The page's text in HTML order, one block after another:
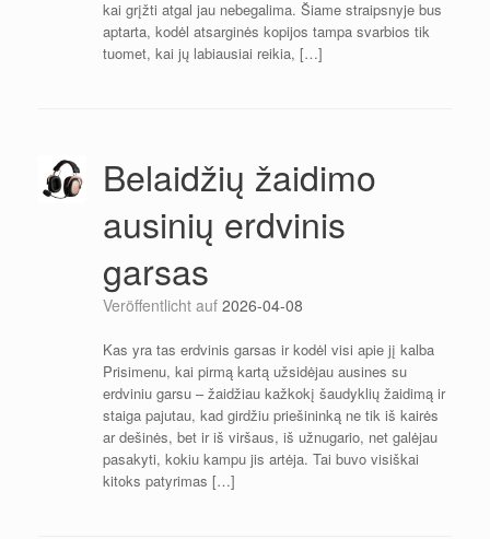
kai grįžti atgal jau nebegalima. Šiame straipsnyje bus
aptarta, kodėl atsarginės kopijos tampa svarbios tik
tuomet, kai jų labiausiai reikia, […]
Belaidžių žaidimo
ausinių erdvinis
garsas
Veröffentlicht auf 2026-04-08
Kas yra tas erdvinis garsas ir kodėl visi apie jį kalba
Prisimenu, kai pirmą kartą užsidėjau ausines su
erdviniu garsu – žaidžiau kažkokį šaudyklių žaidimą ir
staiga pajutau, kad girdžiu priešininką ne tik iš kairės
ar dešinės, bet ir iš viršaus, iš užnugario, net galėjau
pasakyti, kokiu kampu jis artėja. Tai buvo visiškai
kitoks patyrimas […]